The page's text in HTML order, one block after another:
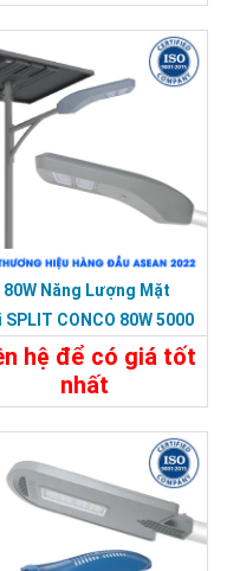
Năng Lượng Mặt
CONCO 80W 5000
Xám KY-F-HX-001
hệ để có giá tốt
nhất